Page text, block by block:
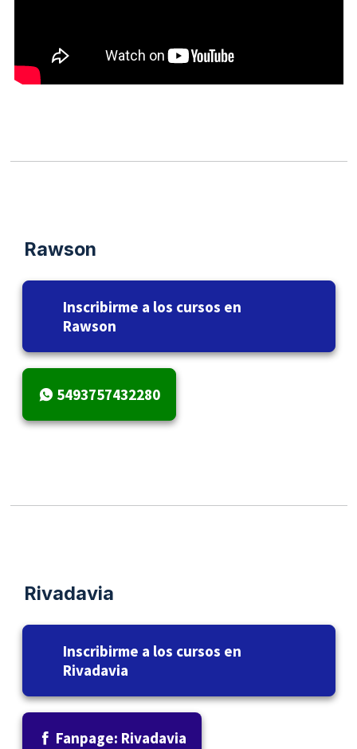
Rawson
Inscribirme a los cursos en
Rawson
5493757432280
Rivadavia
Inscribirme a los cursos en
Rivadavia
Fanpage: Rivadavia